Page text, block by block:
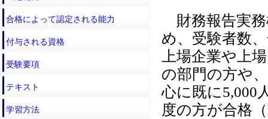
合格によって認定される能力
付与される資格
受験要項
テキスト
学習方法
財務報告実務
め、受験者数
上場企業や上
の部門の方や
心に既に5,000
度の方が合格（